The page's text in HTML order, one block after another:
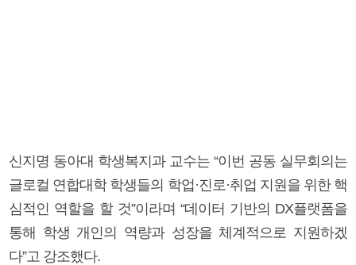
신지명 동아대 학생복지과 교수는 “이번 공동 실무회의는
글로컬 연합대학 학생들의 학업·진로·취업 지원을 위한 핵
심적인 역할을 할 것”이라며 “데이터 기반의 DX플랫폼을
통해 학생 개인의 역량과 성장을 체계적으로 지원하겠
다”고 강조했다.